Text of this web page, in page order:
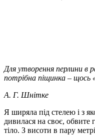
Для утворення перлини в
потрібна піщинка – щось
А. Г. Шнітке
Я ширяла під стелею і з
дивилася на своє,
тіло. З висоти в пару